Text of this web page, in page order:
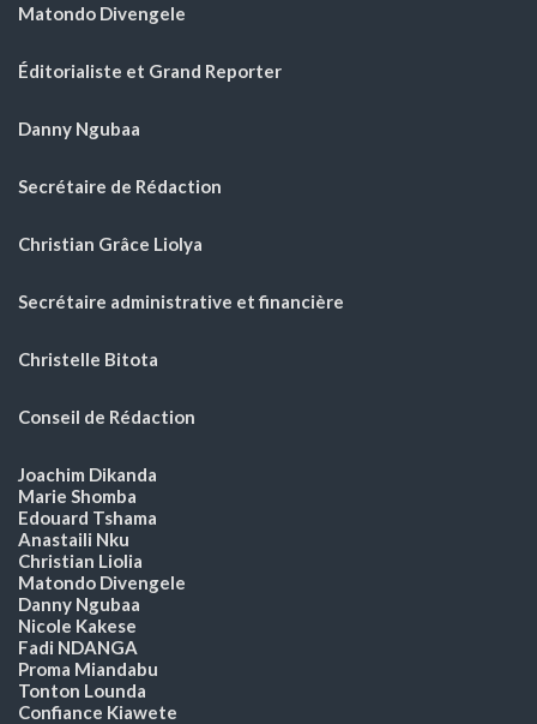
Matondo Divengele
Éditorialiste et Grand Reporter
Danny Ngubaa
Secrétaire de Rédaction
Christian Grâce Liolya
Secrétaire administrative et financière
Christelle Bitota
Conseil de Rédaction
Joachim Dikanda
Marie Shomba
Edouard Tshama
Anastaili Nku
Christian Liolia
Matondo Divengele
Danny Ngubaa
Nicole Kakese
Fadi NDANGA
Proma Miandabu
Tonton Lounda
Confiance Kiawete